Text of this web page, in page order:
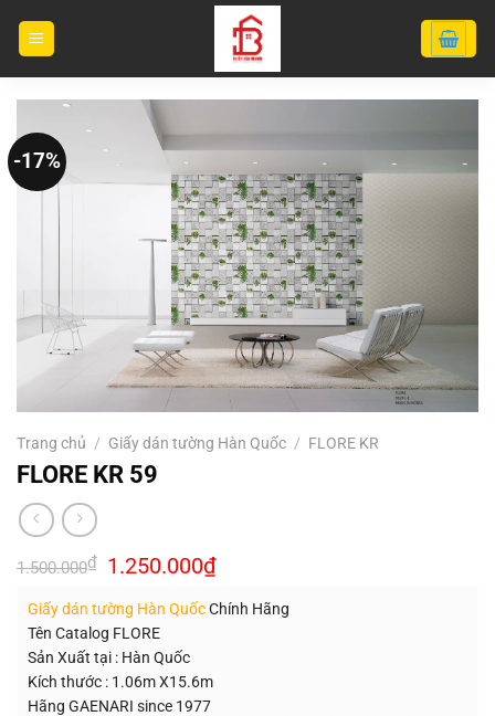
dung
-17%
Trang chủ / Giấy dán tường Hàn Quốc / FLORE KR
FLORE KR 59
1.500.000₫ Giá
gốc
1.500.000₫.
1.250.000₫Giá
hiện
là:
Giấy dán tường Hàn QuốcChính Hãng
Tên Catalog FLORE
Sản Xuất tại : Hàn Quốc
Kích thước : 1.06m X15.6m
Hãng GAENARI since 1977